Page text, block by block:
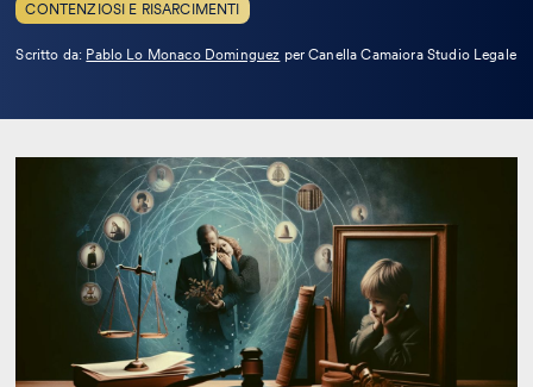
CONTENZIOSI E RISARCIMENTI
Scritto da: Pablo Lo Monaco Dominguez Leggi
per Canella Camaiora Studio Legale